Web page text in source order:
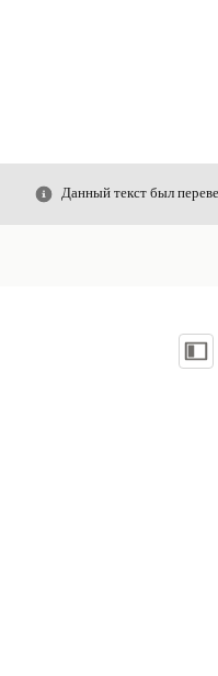
Закрыть
Данный текст был